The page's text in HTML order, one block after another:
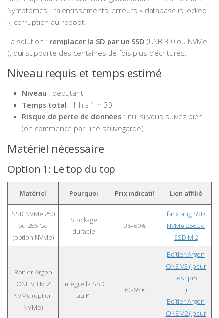
Symptômes : ralentissements, erreurs « database is locked
», corruption au reboot.
La solution : remplacer la SD par un SSD (USB 3.0 ou NVMe
), qui supporte des centaines de fois plus d’écritures.
Niveau requis et temps estimé
Niveau : débutant
Temps total : 1 h à 1 h 30
Risque de perte de données : nul si vous suivez bien
(on commence par une sauvegarde)
Matériel nécessaire
Option 1: Le top du top
Matériel Pourquoi Prix indicatif Lien affilié
SSD NVMe 250
ou 256 Go
(option NVMe)
Stockage
durable
35–60 €
fanxiang SSD
NVMe 256Go
SSD M.2
Boîtier Argon
ONE V3 M.2
NVMe (option
NVMe)
Intègre le SSD
au Pi
60-65 €
Boîtier Argon
ONE V3 ( pour
les rpi5
)
Boîtier Argon
ONE V2 ( pour